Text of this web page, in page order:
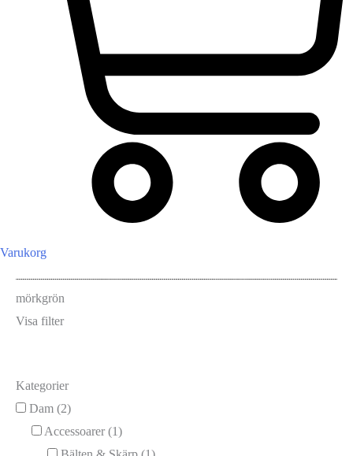
Varukorg
mörkgrön
Visa filter
Kategorier
Dam (2)
Accessoarer (1)